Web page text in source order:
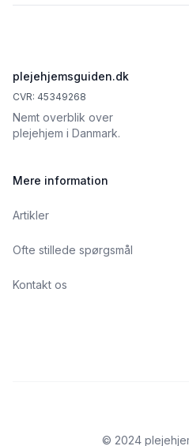
plejehjemsguiden.dk
CVR: 45349268
Nemt overblik over
plejehjem i Danmark.
Mere information
Artikler
Ofte stillede spørgsmål
Kontakt os
© 2024